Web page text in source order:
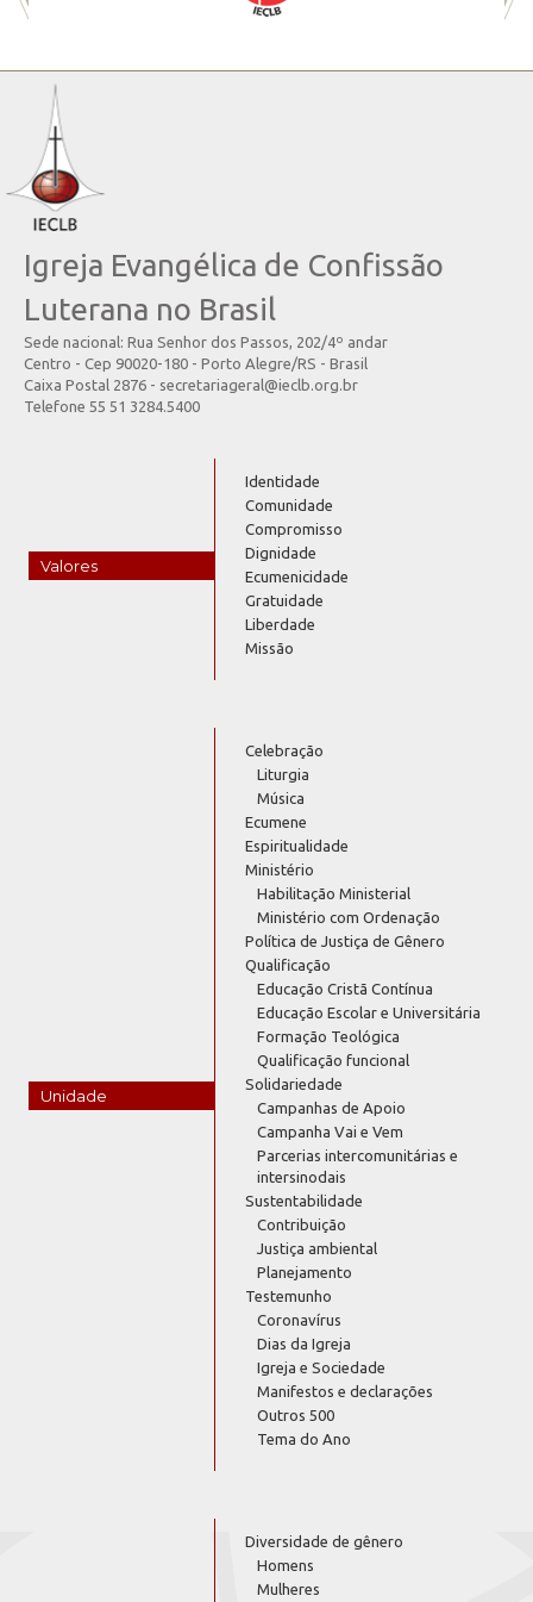
Igreja Evangélica de Confissão
Luterana no Brasil
Sede nacional: Rua Senhor dos Passos, 202/4º andar
Centro - Cep 90020-180 - Porto Alegre/RS - Brasil
Caixa Postal 2876 - secretariageral@ieclb.org.br
Telefone 55 51 3284.5400
Valores
Identidade
Comunidade
Compromisso
Dignidade
Ecumenicidade
Gratuidade
Liberdade
Missão
Unidade
Celebração
Liturgia
Música
Ecumene
Espiritualidade
Ministério
Habilitação Ministerial
Ministério com Ordenação
Política de Justiça de Gênero
Qualificação
Educação Cristã Contínua
Educação Escolar e Universitária
Formação Teológica
Qualificação funcional
Solidariedade
Campanhas de Apoio
Campanha Vai e Vem
Parcerias intercomunitárias e
intersinodais
Sustentabilidade
Contribuição
Justiça ambiental
Planejamento
Testemunho
Coronavírus
Dias da Igreja
Igreja e Sociedade
Manifestos e declarações
Outros 500
Tema do Ano
Diversidade de gênero
Homens
Mulheres